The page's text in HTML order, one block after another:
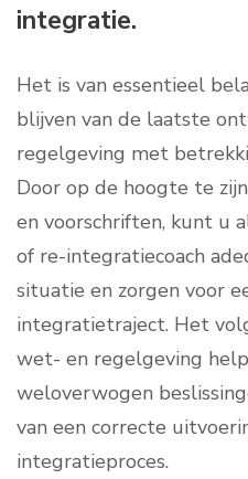
integratie.
Het is van essentieel
blijven van de laatste
regelgeving met
Door op de hoogte te
en voorschriften, kunt u
of re-integratiecoach
situatie en zorgen voor
integratietraject. Het
wet- en regelgeving
weloverwogen
van een correcte
integratieproces.